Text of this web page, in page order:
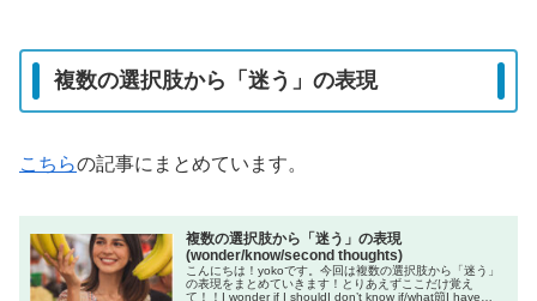
複数の選択肢から「迷う」の表現
こちらの記事にまとめています。
複数の選択肢から「迷う」の表現
(wonder/know/second thoughts)
こんにちは！yokoです。今回は複数の選択肢から「迷う」
の表現をまとめていきます！とりあえずここだけ覚え
て！！I wonder if I shouldI don’t know if/what節I have